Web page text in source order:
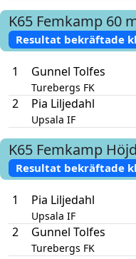
K65 Femkamp 60
Resultat bekräftade
1 Gunnel Tolfes
Turebergs FK
2 Pia Liljedahl
Upsala IF
K65 Femkamp Höjd
Resultat bekräftade
1 Pia Liljedahl
Upsala IF
2 Gunnel Tolfes
Turebergs FK